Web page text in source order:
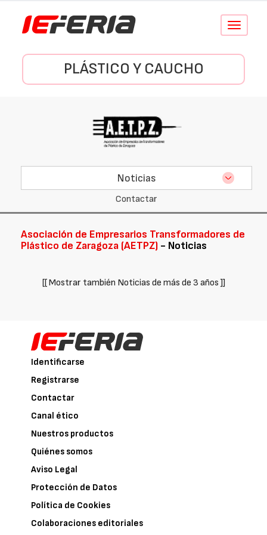
Conmutar
PLÁSTICO Y CAUCHO
Noticias
Contactar
Asociación de Empresarios Transformadores de
Plástico de Zaragoza (AETPZ) - Noticias
[[ Mostrar también Noticias de más de 3 años ]]
Identificarse
Registrarse
Contactar
Canal ético
Nuestros productos
Quiénes somos
Aviso Legal
Protección de Datos
Política de Cookies
Colaboraciones editoriales